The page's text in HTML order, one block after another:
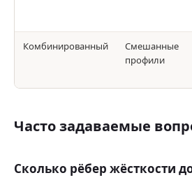
Комбинированный
Смешанные
профили
Часто задаваемые
Сколько рёбер жёсткости